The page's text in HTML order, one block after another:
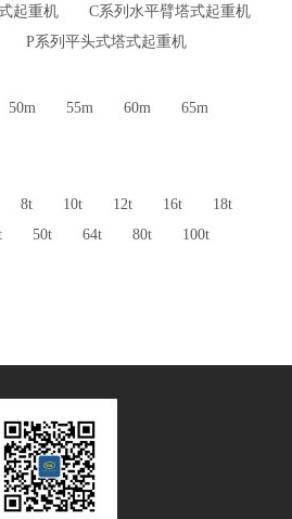
起重机
C系列水平臂塔式起重机
P系列平头式塔式起重机
50m 55m 60m
65m
8t 10t 12t 16t
18t
50t 64t 80t 100t